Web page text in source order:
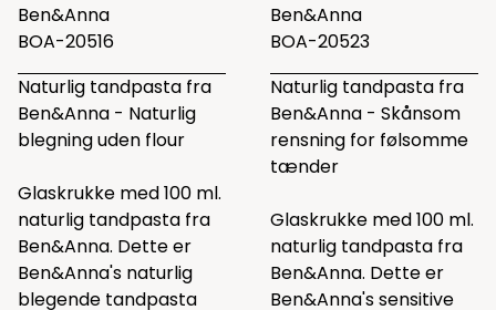
Ben&Anna
BOA-20516
Naturlig tandpasta fra
Ben&Anna - Naturlig
blegning uden flour
Glaskrukke med 100 ml.
naturlig tandpasta fra
Ben&Anna. Dette er
Ben&Anna's naturlig
blegende tandpasta
Ben&Anna
BOA-20523
Naturlig tandpasta fra
Ben&Anna - Skånsom
rensning for følsomme
tænder
Glaskrukke med 100 ml.
naturlig tandpasta fra
Ben&Anna. Dette er
Ben&Anna's sensitive